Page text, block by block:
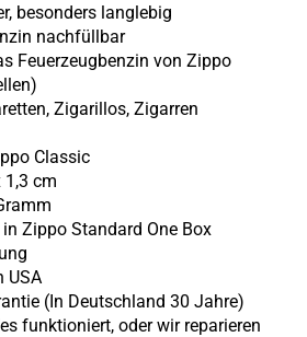
besonders langlebig
nachfüllbar
Feuerzeugbenzin von Zippo
Zigarillos, Zigarren
Classic
1,3 cm
Zippo Standard One Box
USA
(In Deutschland 30 Jahre)
funktioniert, oder wir reparieren